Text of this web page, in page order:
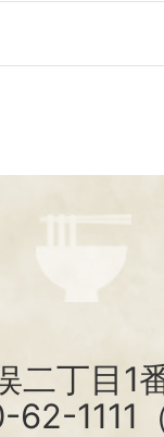
二丁目1
1111